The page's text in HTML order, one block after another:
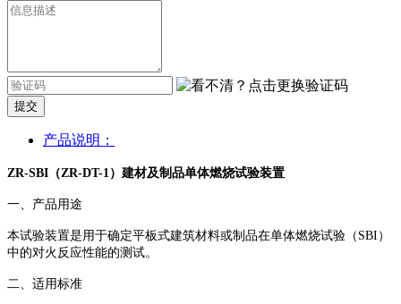
提交
产品说明：
ZR-SBI（ZR-DT-1 ）建材及制品单体燃烧试验装置
一、产品用途
本试验装置是用于确定平板式建筑材料或制品在单体燃烧试验（SBI）
中的对火反应性能的测试。
二、适用标准